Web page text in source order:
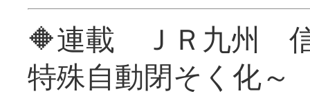
🔶連載 ＪＲ九州 信
特殊自動閉そく化～